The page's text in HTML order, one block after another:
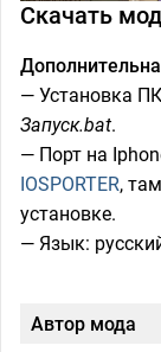
Скачать
— Установка
Запуск.bat.
— Порт на
IOSPORTER,
установке.
— Язык:
Автор мода